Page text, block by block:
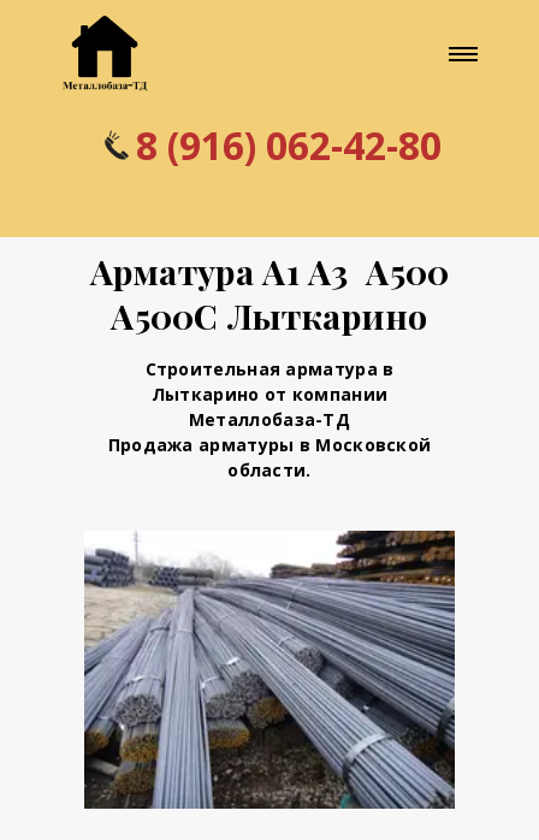
8 (916) 062-42-80
Арматура А1 А3 А500
А500С Лыткарино
Строительная арматура в
Лыткарино от компании
Металлобаза-ТД
Продажа арматуры в Московской
области.